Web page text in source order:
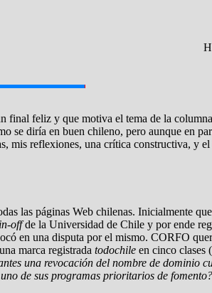
feliz y que motiva el tema de la
se diría en buen chileno, pero aunque en
mis reflexiones, una crítica constructiva, y
las páginas Web chilenas. Inicialmente
offde la Universidad de Chile y por ende
en una disputa por el mismo. CORFO
marca registrada todochile en cinco clases
una revocación del nombre de dominio
de sus programas prioritarios de fomento?